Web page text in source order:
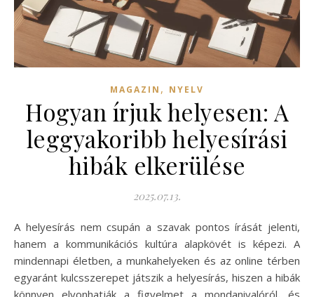
MAGAZIN , NYELV
Hogyan írjuk helyesen: A
leggyakoribb helyesírási
hibák elkerülése
2025.07.13.
A helyesírás nem csupán a szavak pontos írását jelenti,
hanem a kommunikációs kultúra alapkövét is képezi. A
mindennapi életben, a munkahelyeken és az online térben
egyaránt kulcsszerepet játszik a helyesírás, hiszen a hibák
könnyen elvonhatják a figyelmet a mondanivalóról, és